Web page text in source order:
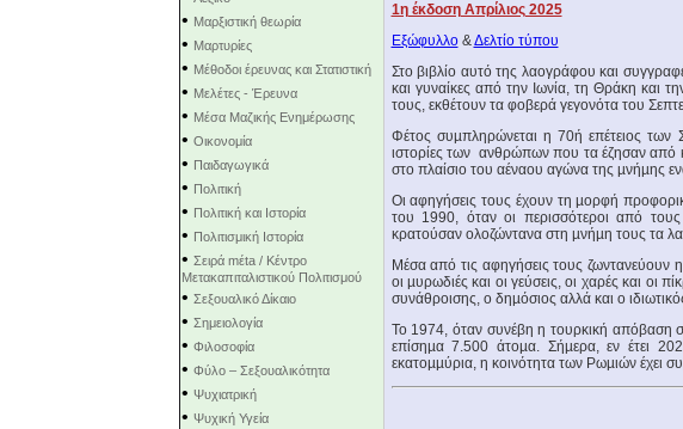
• Μαρξιστική θεωρία
• Μαρτυρίες
• Μέθοδοι έρευνας και Στατιστική
• Μελέτες - Έρευνα
• Μέσα Μαζικής Ενημέρωσης
• Οικονομία
• Παιδαγωγικά
• Πολιτική
• Πολιτική και Ιστορία
• Πολιτισμική Ιστορία
• Σειρά mέta / Κέντρο
Μετακαπιταλιστικού Πολιτισμού
• Σεξουαλικό Δίκαιο
• Σημειολογία
• Φιλοσοφία
• Φύλο – Σεξουαλικότητα
• Ψυχιατρική
• Ψυχική Υγεία
1η έκδοση Απρίλιος 2025
Εξώφυλλο&Δελτίο τύπου
Στο βιβλίο αυτό της λαογράφου και
και γυναίκες από την Ιωνία, τη Θράκη και
τους, εκθέτουν τα φοβερά γεγονότα του
Φέτος συµπληρώνεται η 70ή επέτειος των
ιστορίες των ανθρώπων που τα έζησαν από
στο πλαίσιο του αέναου αγώνα της µνήµης
Οι αφηγήσεις τους έχουν τη µορφή
του 1990, όταν οι περισσότεροι από
κρατούσαν ολοζώντανα στη µνήµη τους τα
Μέσα από τις αφηγήσεις τους
οι µυρωδιές και οι γεύσεις, οι χαρές και οι
συνάθροισης, ο δηµόσιος αλλά και ο
Το 1974, όταν συνέβη η τουρκική απόβαση
επίσηµα 7.500 άτοµα. Σήµερα, εν έτει
εκατοµµύρια, η κοινότητα των Ρωµιών έχει